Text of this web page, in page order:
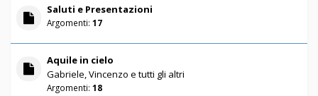
Saluti e Presentazioni
Argomenti: 17
Aquile in cielo
Gabriele, Vincenzo e tutti gli altri
Argomenti: 18